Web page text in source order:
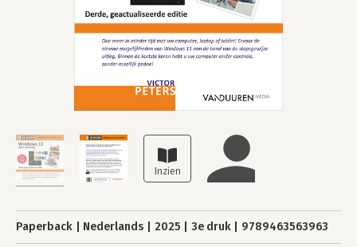
Paperback Nederlands 2025 3e druk 9789463563963